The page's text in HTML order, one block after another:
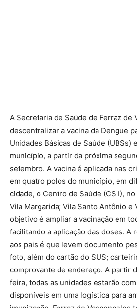
A Secretaria de Saúde de Ferraz de
descentralizar a vacina da Dengue
Unidades Básicas de Saúde (UBSs)
município, a partir da próxima
setembro. A vacina é aplicada nas
em quatro polos do município, em
cidade, o Centro de Saúde (CSII),
Vila Margarida; Vila Santo Antônio e
objetivo é ampliar a vacinação em
facilitando a aplicação das doses. A
aos pais é que levem documento
foto, além do cartão do SUS;
comprovante de endereço. A partir
feira, todas as unidades estarão
disponíveis em uma logística para